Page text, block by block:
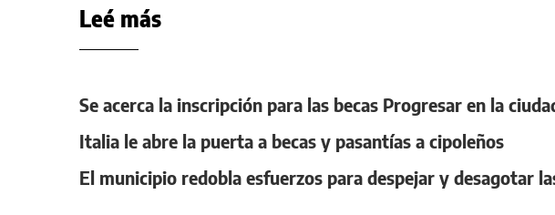
Leé más
Se acerca la inscripción para las becas Progresar en la
Italia le abre la puerta a becas y pasantías a cipoleños
El municipio redobla esfuerzos para despejar y desagotar